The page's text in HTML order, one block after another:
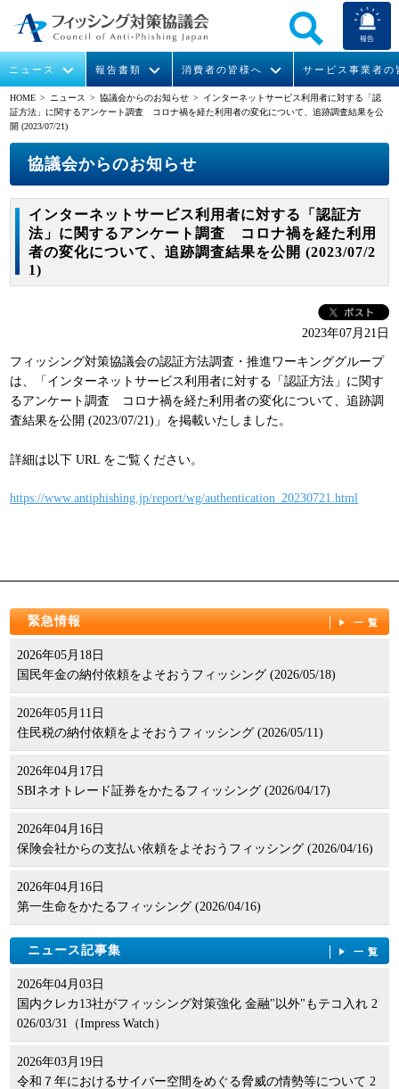
報告
ニュース
協議会からのお知らせ
イベント
ニュース記事集
報告書類
フィッシングレポート
月次報告書
協議会WG報告書
消費者の皆様へ
今すぐできるフィッシング対策
フィッシングの報告
マンガでわかるフィッシング詐欺対策 5ヶ条
サービス事業者の
フィッシングサイトURL提供
STOP. THINK. CONNECT.
会長挨拶
運営委員紹介
活動
WG活動
入会案内
パンフレット
HOME > ニュース >協議会からのお知らせ > インターネットサービス利用者に対する「認
証方法」に関するアンケート調査 コロナ禍を経た利用者の変化について、追跡調査結果を公
開 (2023/07/21)
協議会からのお知らせ
インターネットサービス利用者に対する「認証方
法」に関するアンケート調査 コロナ禍を経た利用
者の変化について、追跡調査結果を公開 (2023/07/2
1)
2023年07月21日
フィッシング対策協議会の認証方法調査・推進ワーキンググループ
は、「インターネットサービス利用者に対する「認証方法」に関す
るアンケート調査 コロナ禍を経た利用者の変化について、追跡調
査結果を公開 (2023/07/21)」を掲載いたしました。
詳細は以下 URL をご覧ください。
https://www.antiphishing.jp/report/wg/authentication_20230721.html
緊急情報 一覧
2026年05月18日
国民年金の納付依頼をよそおうフィッシング (2026/05/18)
2026年05月11日
住民税の納付依頼をよそおうフィッシング (2026/05/11)
2026年04月17日
SBIネオトレード証券をかたるフィッシング (2026/04/17)
2026年04月16日
保険会社からの支払い依頼をよそおうフィッシング (2026/04/16)
2026年04月16日
第一生命をかたるフィッシング (2026/04/16)
ニュース記事集 一覧
2026年04月03日
国内クレカ13社がフィッシング対策強化 金融"以外"もテコ入れ 2
026/03/31（Impress Watch）
2026年03月19日
令和７年におけるサイバー空間をめぐる脅威の情勢等について 2